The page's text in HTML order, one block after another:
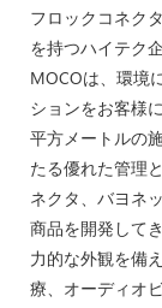
フロックコネク
を持つハイテク
MOCOは、環境
ションをお客様
平方メートルの
たる優れた管理
ネクタ、バヨネ
商品を開発して
力的な外観を備
療、オーディオ